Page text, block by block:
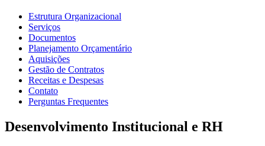
Estrutura Organizacional
Serviços
Documentos
Planejamento Orçamentário
Aquisições
Gestão de Contratos
Receitas e Despesas
Contato
Perguntas Frequentes
Desenvolvimento Institucional e RH